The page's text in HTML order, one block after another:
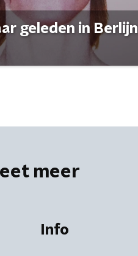
geleden in Berlijn
meer
Info